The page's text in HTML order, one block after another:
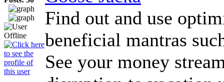
Find out and use
beneficial mantras
See your money